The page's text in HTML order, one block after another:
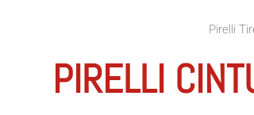
PIRELLI